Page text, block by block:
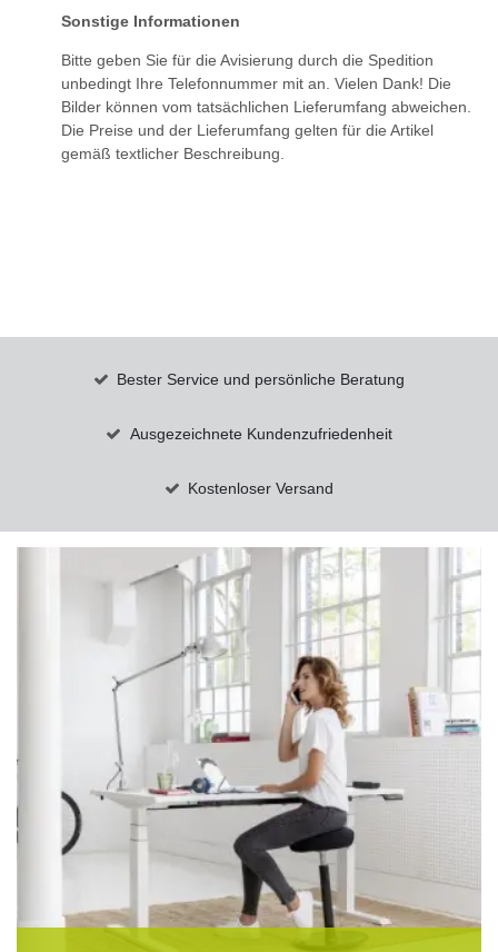
Sonstige Informationen
Bitte geben Sie für die Avisierung durch die Spedition
unbedingt Ihre Telefonnummer mit an. Vielen Dank! Die
Bilder können vom tatsächlichen Lieferumfang abweichen.
Die Preise und der Lieferumfang gelten für die Artikel
gemäß textlicher Beschreibung.
Bester Service und persönliche Beratung
Ausgezeichnete Kundenzufriedenheit
Kostenloser Versand